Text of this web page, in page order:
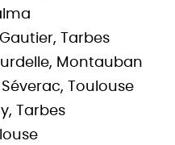
Tarbes
Montauban
Toulouse
Tarbes